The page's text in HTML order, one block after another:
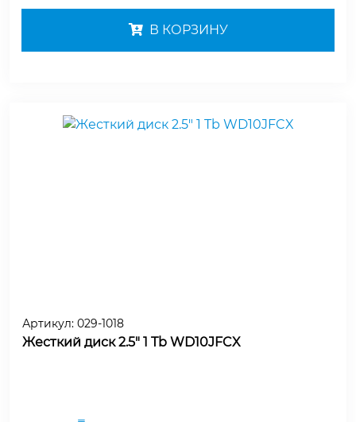
В КОРЗИНУ
Артикул: 029-1018
Жесткий диск 2.5" 1 Tb WD10JFCX